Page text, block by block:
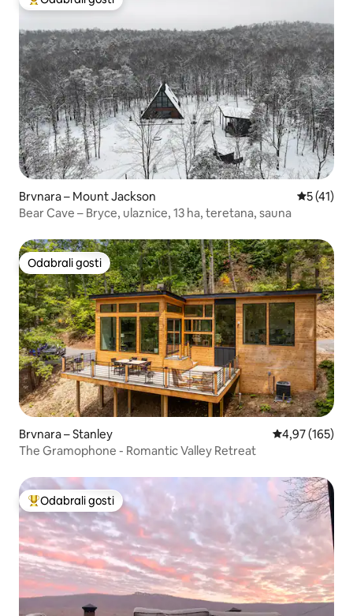
Među najviše rangiranima s oznakom „Odabrali gosti”
Brvnara – Mount Jackson
5 (41)
Bear Cave – Bryce, ulaznice, 13 ha, teretana, sauna
Odabrali gosti
Odabrali gosti
Brvnara – Stanley Prosječna
4,97 (165)
The Gramophone - Romantic Valley Retreat
Među najviše rangiranima s oznakom „Odabrali gosti”
Odabrali gosti